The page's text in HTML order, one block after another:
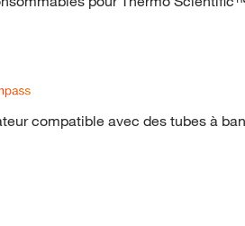
compatible avec des tubes à